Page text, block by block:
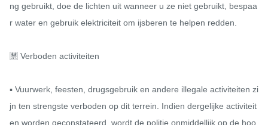
ng gebruikt, doe de lichten uit wanneer u ze niet gebruikt, bespaa
r water en gebruik elektriciteit om ijsberen te helpen redden.
🈲️ Verboden activiteiten
▪ Vuurwerk, feesten, drugsgebruik en andere illegale activiteiten zi
jn ten strengste verboden op dit terrein. Indien dergelijke activiteit
en worden geconstateerd, wordt de politie onmiddellijk op de hoo